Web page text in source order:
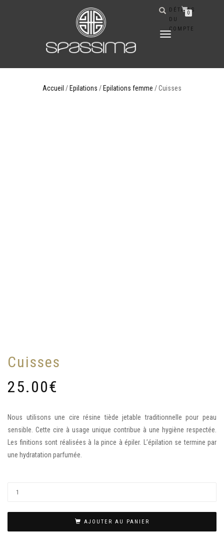
DÉPLIER
DÉTAILS
DU
COMPTE
0
Accueil / Epilations / Epilations femme / Cuisses
Cuisses
25.00€
Nous utilisons une cire résine tiède jetable traditionnelle pour peau
sensible. Cette cire à usage unique contribue à une hygiène respectée.
Les finitions sont réalisées à la pince à épiler. L’épilation se termine par
une hydratation parfumée.
AJOUTER AU PANIER